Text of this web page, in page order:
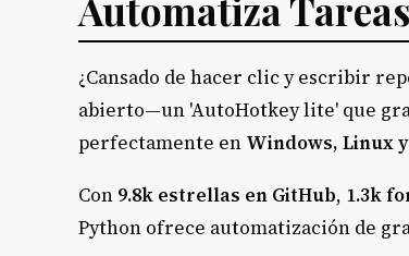
¿Cansado de hacer clic y escribir
abierto—un 'AutoHotkey lite' que
perfectamente en Windows, Linux y
Con 9.8k estrellas en GitHub, 1.3k
Python ofrece automatización de